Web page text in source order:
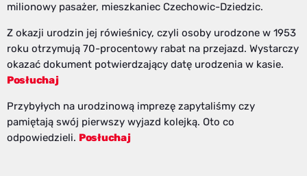
milionowy pasażer, mieszkaniec Czechowic-Dziedzic.
Z okazji urodzin jej rówieśnicy, czyli osoby urodzone w 1953
roku otrzymują 70-procentowy rabat na przejazd. Wystarczy
okazać dokument potwierdzający datę urodzenia w kasie.
Posłuchaj
Przybyłych na urodzinową imprezę zapytaliśmy czy
pamiętają swój pierwszy wyjazd kolejką. Oto co
odpowiedzieli. Posłuchaj